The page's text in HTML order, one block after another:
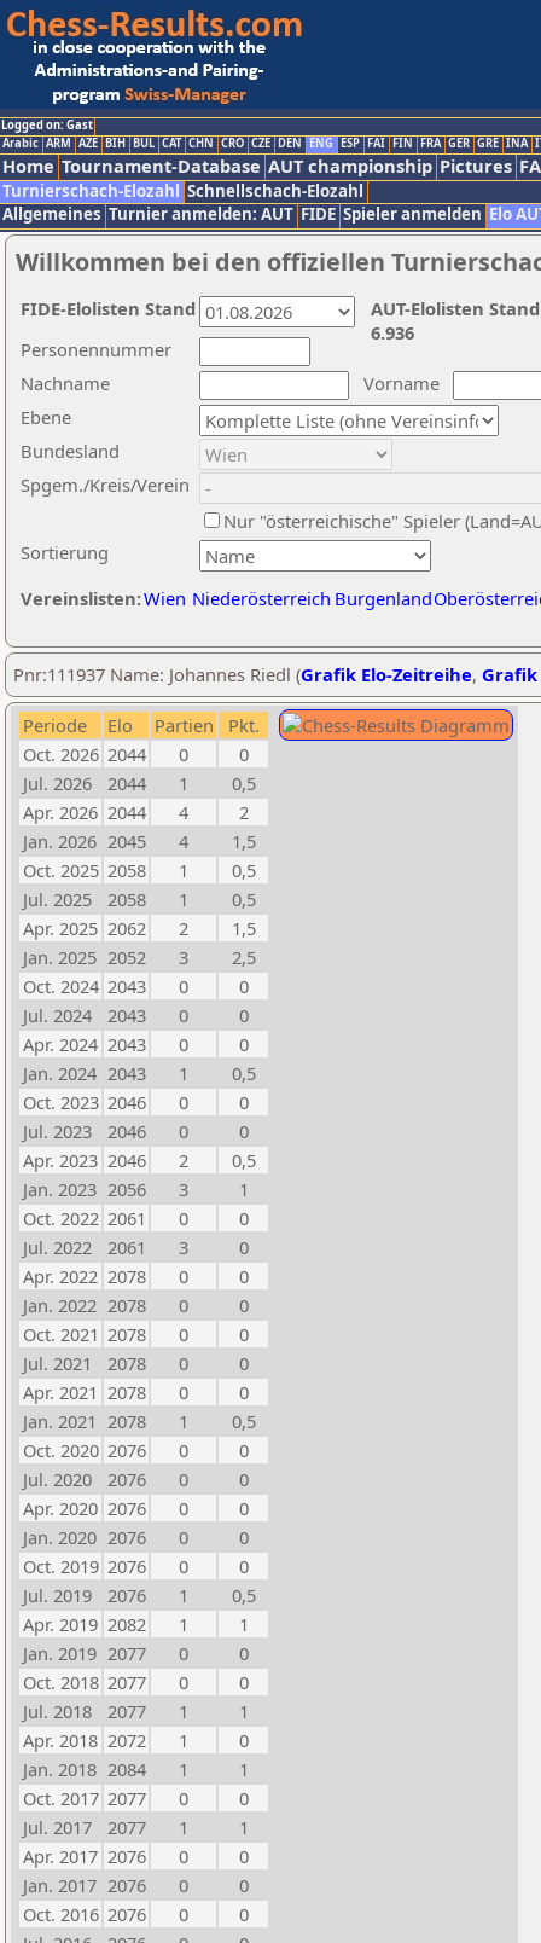
Logged on: Gast
Arabic ARM AZE BIH BUL CAT CHN CRO CZE DEN ENG ESP FAI FIN FRA GER GRE INA
Home Tournament-Database AUT championship Pictures
Turnierschach-Elozahl Schnellschach-Elozahl
Allgemeines Turnier anmelden: AUT FIDE Spieler anmelden Elo
Willkommen bei den offiziellen
Nachname
Vorname
Ebene
Sortierung
Personennummer
Bundesland
Spgem./Kreis/Verein
Nur "österreichische" Spieler
Vereinslisten:Wien Niederösterreich Burgenland
AUT-Elolisten
6.936
FIDE-Elolisten Stand
Pnr:111937 Name: Johannes Riedl (Grafik Elo-Zeitreihe, Grafik
Periode Elo Partien
Pkt.
Oct. 2026 2044 0
0
Jul. 2026
2044 1
0,5
Apr. 2026 2044 4
2
Jan. 2026 2045 4
1,5
Oct. 2025 2058 1
0,5
Jul. 2025
2058 1
0,5
Apr. 2025 2062 2
1,5
Jan. 2025 2052 3
2,5
Oct. 2024 2043 0
0
Jul. 2024
2043 0
0
Apr. 2024 2043 0
0
Jan. 2024 2043 1
0,5
Oct. 2023 2046 0
0
Jul. 2023
2046 0
0
Apr. 2023 2046 2
0,5
Jan. 2023 2056 3
1
Oct. 2022 2061 0
0
Jul. 2022
2061 3
0
Apr. 2022 2078 0
0
Jan. 2022 2078 0
0
Oct. 2021 2078 0
0
Jul. 2021
2078 0
0
Apr. 2021 2078 0
0
Jan. 2021 2078 1
0,5
Oct. 2020 2076 0
0
Jul. 2020
2076 0
0
Apr. 2020 2076 0
0
Jan. 2020 2076 0
0
Oct. 2019 2076 0
0
Jul. 2019
2076 1
0,5
Apr. 2019 2082 1
1
Jan. 2019 2077 0
0
Oct. 2018 2077 0
0
Jul. 2018
2077 1
1
Apr. 2018 2072 1
0
Jan. 2018 2084 1
1
Oct. 2017 2077 0
0
Jul. 2017
2077 1
1
Apr. 2017 2076 0
0
Jan. 2017 2076 0
0
Oct. 2016 2076 0
0